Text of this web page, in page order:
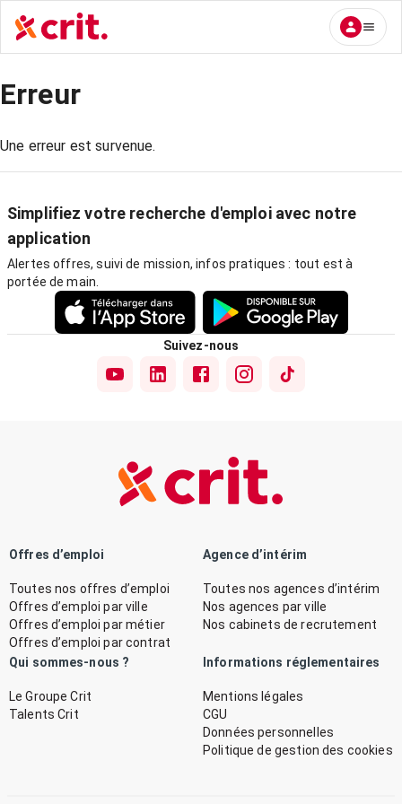
Erreur
Une erreur est survenue.
Simplifiez votre recherche d'emploi avec notre
application
Alertes offres, suivi de mission, infos pratiques : tout est à
portée de main.
Suivez-nous
Offres d’emploi
Toutes nos offres d’emploi
Offres d’emploi par ville
Offres d’emploi par métier
Offres d’emploi par contrat
Agence d’intérim
Toutes nos agences d’intérim
Nos agences par ville
Nos cabinets de recrutement
Qui sommes-nous ?
Le Groupe Crit
Talents Crit
Informations réglementaires
Mentions légales
CGU
Données personnelles
Politique de gestion des cookies